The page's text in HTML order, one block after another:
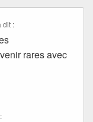
dit :
rares avec